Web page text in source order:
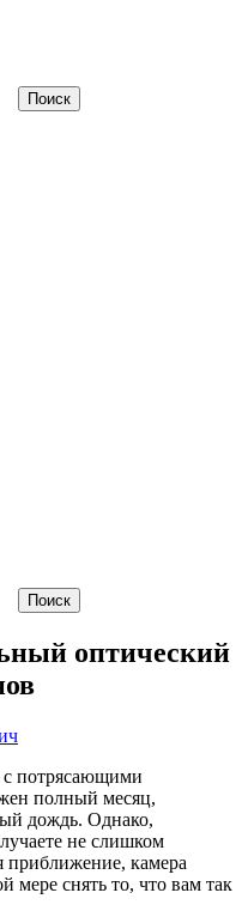
оптический
с потрясающими
полный месяц,
дождь. Однако,
не слишком
приближение, камера
мере снять то, что вам так